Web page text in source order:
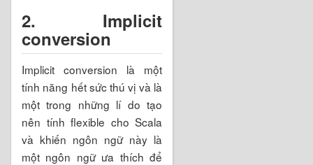
2. Implicit
conversion
Implicit conversion là một
tính năng hết sức thú vị và là
một trong những lí do tạo
nên tính flexible cho Scala
và khiến ngôn ngữ này là
một ngôn ngữ ưa thích để